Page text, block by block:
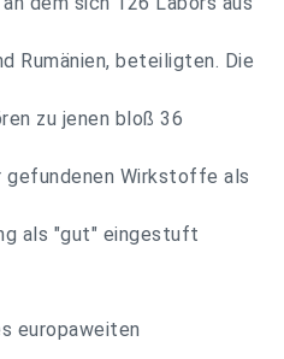
Rumänien, beteiligten. Die
zu jenen bloß 36
gefundenen Wirkstoffe als
als "gut" eingestuft
europaweiten